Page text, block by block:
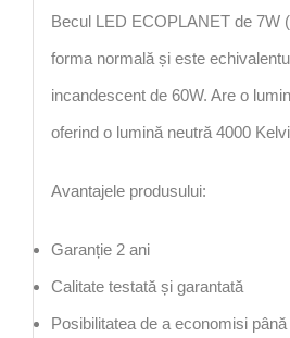
Becul LED ECOPLANET de 7W
forma normală și este
incandescent de 60W. Are o
oferind o lumină neutră 4000
Avantajele produsului:
Garanție 2 ani
Calitate testată și garantată
Posibilitatea de a economisi